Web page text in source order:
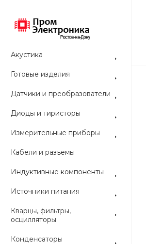
Акустика
Готовые изделия
Датчики и преобразователи
Диоды и тиристоры
Измерительные приборы
Кабели и разъемы
Индуктивные компоненты
Источники питания
Кварцы, фильтры,
осцилляторы
Конденсаторы